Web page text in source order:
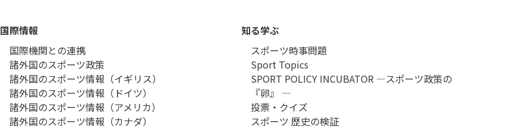
国際情報
国際機関との連携
諸外国のスポーツ政策
諸外国のスポーツ情報（イギリス）
諸外国のスポーツ情報（ドイツ）
諸外国のスポーツ情報（アメリカ）
諸外国のスポーツ情報（カナダ）
知る学ぶ
スポーツ時事問題
Sport Topics
SPORT POLICY INCUBATOR ―スポーツ政策の
『卵』 ―
投票・クイズ
スポーツ 歴史の検証